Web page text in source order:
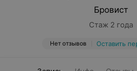
Бровист
Стаж 2 года
Нет отзывов Оставить